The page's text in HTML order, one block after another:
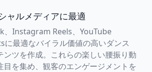
ャルメディアに最適
、Instagram Reels、YouTube
に最適なバイラル価値の高いダンス
ンツを作成。これらの楽しい腰振り動
目を集め、観客のエンゲージメントを